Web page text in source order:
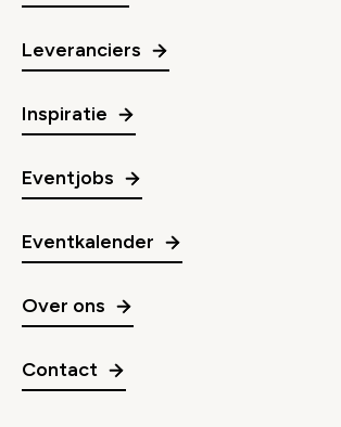
Leveranciers
Inspiratie
Eventjobs
Eventkalender
Over ons
Contact